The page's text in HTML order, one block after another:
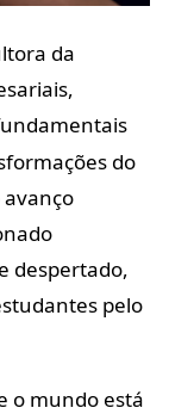
da
do
despertado,
pelo
o mundo está